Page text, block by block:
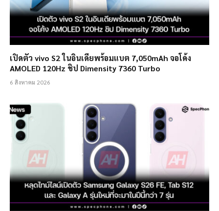
เปิดตัว vivo S2 ในอินเดียพร้อมแบต 7,050mAh จอโค้ง
AMOLED 120Hz ชิป Dimensity 7360 Turbo
6 สิงหาคม 2026